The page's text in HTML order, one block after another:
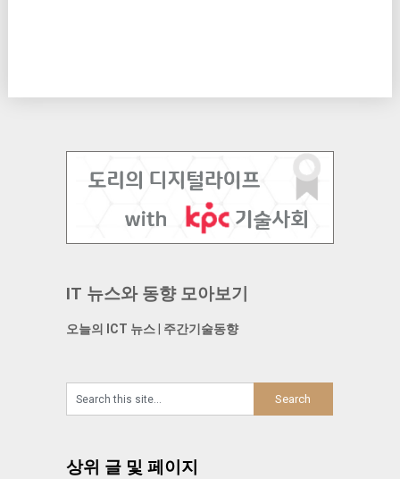
IT 뉴스와 동향 모아보기
오늘의 ICT 뉴스| 주간기술동향
상위 글 및 페이지